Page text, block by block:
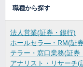
職種から探す
法人営業(証券・銀行)
ホールセラ―・RM(証
テラー・窓口業務(証券
アナリスト・リサーチ(